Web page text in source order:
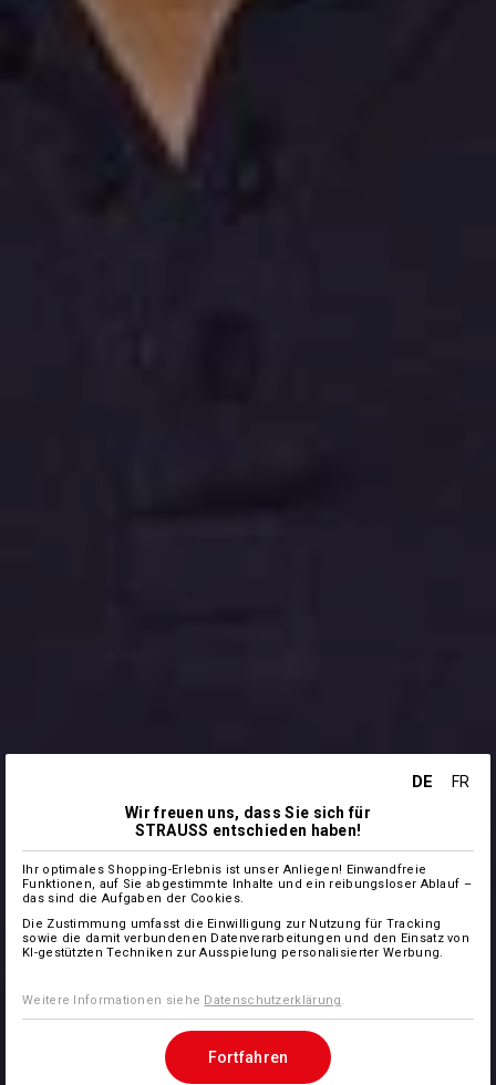
DE
FR
Wir freuen uns, dass Sie sich für
STRAUSS entschieden haben!
Ihr optimales Shopping-Erlebnis ist unser Anliegen! Einwandfreie
Funktionen, auf Sie abgestimmte Inhalte und ein reibungsloser Ablauf –
das sind die Aufgaben der Cookies.
Die Zustimmung umfasst die Einwilligung zur Nutzung für Tracking
sowie die damit verbundenen Datenverarbeitungen und den Einsatz von
KI-gestützten Techniken zur Ausspielung personalisierter Werbung.
Weitere Informationen siehe Datenschutzerklärung
Fortfahren